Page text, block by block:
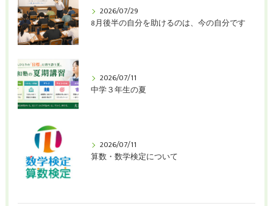
2026/07/29
8月後半の自分を助けるのは、今の自分です
2026/07/11
中学３年生の夏
2026/07/11
算数・数学検定について